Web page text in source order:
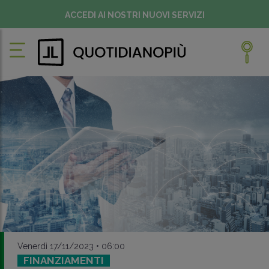
ACCEDI AI NOSTRI NUOVI SERVIZI
Venerdì 17/11/2023 • 06:00
FINANZIAMENTI